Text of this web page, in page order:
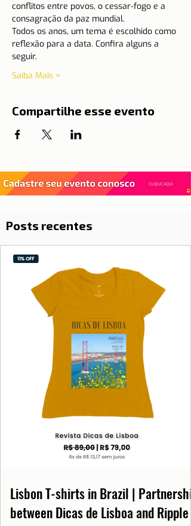
conflitos entre povos, o cessar-fogo e a
consagração da paz mundial.
Todos os anos, um tema é escolhido como
reflexão para a data. Confira alguns a
seguir.
Saiba Mais >
Compartilhe esse evento
Posts recentes
Lisbon T-shirts in Brazil | Partnership
between Dicas de Lisboa and Ripple